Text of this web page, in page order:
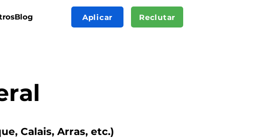
Blog Aplicar Reclutar
Calais, Arras, etc.)